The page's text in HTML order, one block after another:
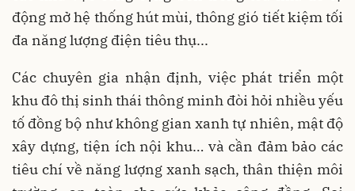
động mở hệ thống hút mùi, thông gió tiết kiệm tối
đa năng lượng điện tiêu thụ...
Các chuyên gia nhận định, việc phát triển một
khu đô thị sinh thái thông minh đòi hỏi nhiều yếu
tố đồng bộ như không gian xanh tự nhiên, mật độ
xây dựng, tiện ích nội khu… và cần đảm bảo các
tiêu chí về năng lượng xanh sạch, thân thiện môi